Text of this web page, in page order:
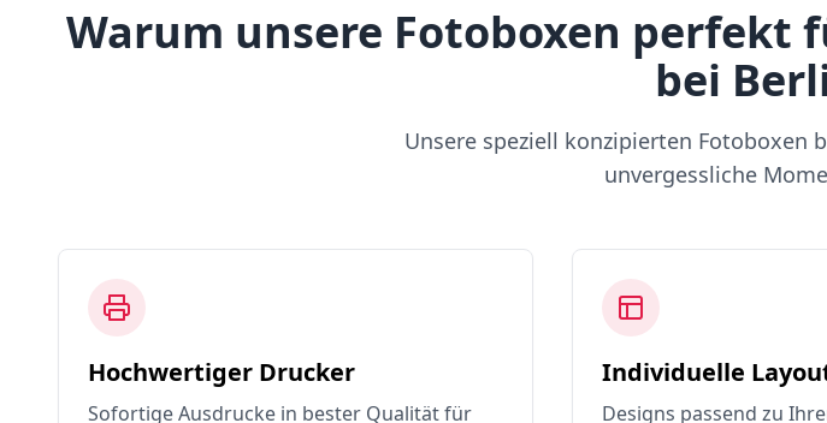
Warum unsere Fotoboxen perfekt
bei
Unsere speziell konzipierten
unvergessliche
Hochwertiger Drucker
Sofortige Ausdrucke in bester Qualität für
Individuelle
Designs passend zu